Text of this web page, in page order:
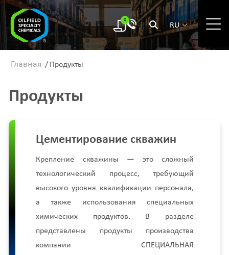
0
RU
Главная / Продукты
Продукты
Цементирование скважин
Крепление скважины — это сложный
технологический процесс, требующий
высокого уровня квалификации персонала,
а также использования специальных
химических продуктов. В разделе
представлены продукты производства
компании СПЕЦИАЛЬНАЯ